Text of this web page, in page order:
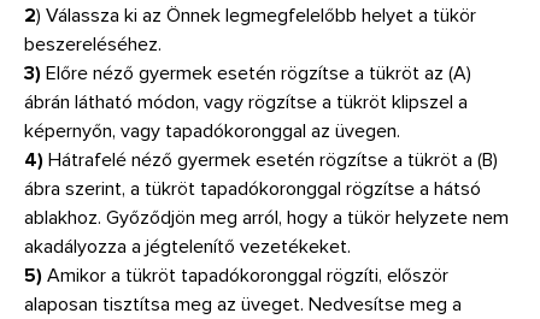
2) Válassza ki az Önnek legmegfelelőbb helyet a tükör
beszereléséhez.
3) Előre néző gyermek esetén rögzítse a tükröt az (A)
ábrán látható módon, vagy rögzítse a tükröt klipszel a
képernyőn, vagy tapadókoronggal az üvegen.
4) Hátrafelé néző gyermek esetén rögzítse a tükröt a (B)
ábra szerint, a tükröt tapadókoronggal rögzítse a hátsó
ablakhoz. Győződjön meg arról, hogy a tükör helyzete nem
akadályozza a jégtelenítő vezetékeket.
5) Amikor a tükröt tapadókoronggal rögzíti, először
alaposan tisztítsa meg az üveget. Nedvesítse meg a